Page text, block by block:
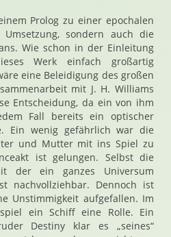
Prolog zu einer epochalen
sondern auch die
Wie schon in der Einleitung
Werk einfach großartig
eine Beleidigung des großen
mit J. H. Williams
Entscheidung, da ein von ihm
Fall bereits ein optischer
Ein wenig gefährlich war die
und Mutter mit ins Spiel zu
ist gelungen. Selbst die
der ein ganzes Universum
nachvollziehbar. Dennoch ist
Unstimmigkeit aufgefallen. Im
ein Schiff eine Rolle. Ein
Destiny klar es „seines“